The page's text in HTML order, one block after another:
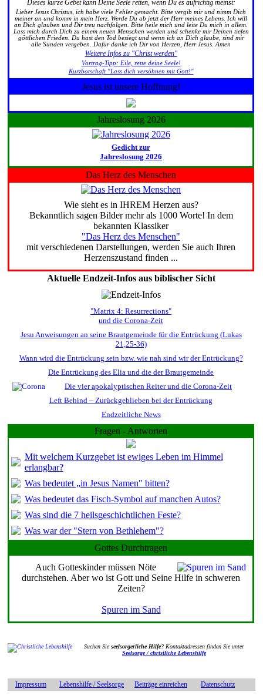
Dieses kurze Gebet kann Deine Seele retten, wenn Du es aufrichtig meinst:
Lieber Jesus Christus, ich habe viele Fehler gemacht. Bitte vergib mir und nimm Dich
meiner an und komm in mein Herz. Werde Du ab jetzt der Herr meines Lebens. Ich will
an Dich glauben und Dir treu nachfolgen. Bitte heile mich und leite Du mich in allem.
Lass mich durch Dich zu einem neuen Menschen werden und schenke mir Deinen tiefen
göttlichen Frieden. Du hast den Tod besiegt und wenn ich an Dich glaube, sind mir
alle Sünden vergeben. Dafür danke ich Dir von Herzen, Herr Jesus. Amen
Weitere Infos zu "Christ werden"
Vortrag-Tipp: Eile, rette deine Seele!
Kurzbotschaft "Lass dich versöhnen mit Gott!"
Jesus ist unsere Hoffnung!
Jahreslosung 2026
Gedicht zur
Jahreslosung 2026
Das Herz des Menschen
Wie sieht es in IHREM Herzen aus?
Bekanntlich sagen Bilder mehr als 1000 Worte! In dem
bekannten Klassiker
"Das Herz des Menschen"
mit verschiedenen Darstellungen, werden Sie auch Ihren
Herzenszustand finden ...
Aktuelle Endzeit-Infos aus biblischer Sicht
"Matrix 4: Resurrections"
und die Corona-Zeit
Jesu Anweisungen an seine Brautgemeinde für die Entrückung (Lukas
21,25-36)
Wann wird die Entrückung sein bzw. wie nah sind wir der Entrückung?
Die Entrückung des Elia und die der Brautgemeinde
Die vier apokalyptischen Reiter und die Corona-Zeit
Left Behind – Zurückgeblieben bei der Entrückung
Endzeitliche News
Fragen - Antworten
Mit welchem Kurzgebet ist ewiges Leben im Himmel
erlangbar?
Was bedeutet „in Jesus Namen" bitten?
Was bedeutet das Fisch-Symbol auf manchen Autos?
Was sind die 7 heilsgeschichtlichen Feste?
Was war der "Stern von Bethlehem"?
Gottes Durchtragen
Auch Gotteskinder müssen Nöte
durchstehen. Aber wo ist Gott und Seine Hilfe in schweren
Zeiten?
Spuren im Sand
Suchen Sieseelsorgerliche Hilfe? Kontaktadressen finden Sie unter
Seelsorge / christliche Lebenshilfe
Impressum Lebenshilfe / Seelsorge Beiträge einreichen Datenschutz